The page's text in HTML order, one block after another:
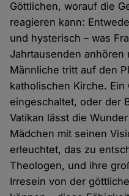
Göttlichen, worauf die
reagieren kann:
und hysterisch – was
Jahrtausenden anhören
Männliche tritt auf den
katholischen Kirche. Ein
eingeschaltet, oder der
Vatikan lässt die
Mädchen mit seinen
erleuchtet, das zu
Theologen, und ihre
Irresein von der